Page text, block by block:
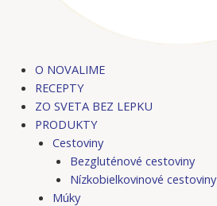
O NOVALIME
RECEPTY
ZO SVETA BEZ LEPKU
PRODUKTY
Cestoviny
Bezgluténové cestoviny
Nízkobielkovinové cestoviny
Múky